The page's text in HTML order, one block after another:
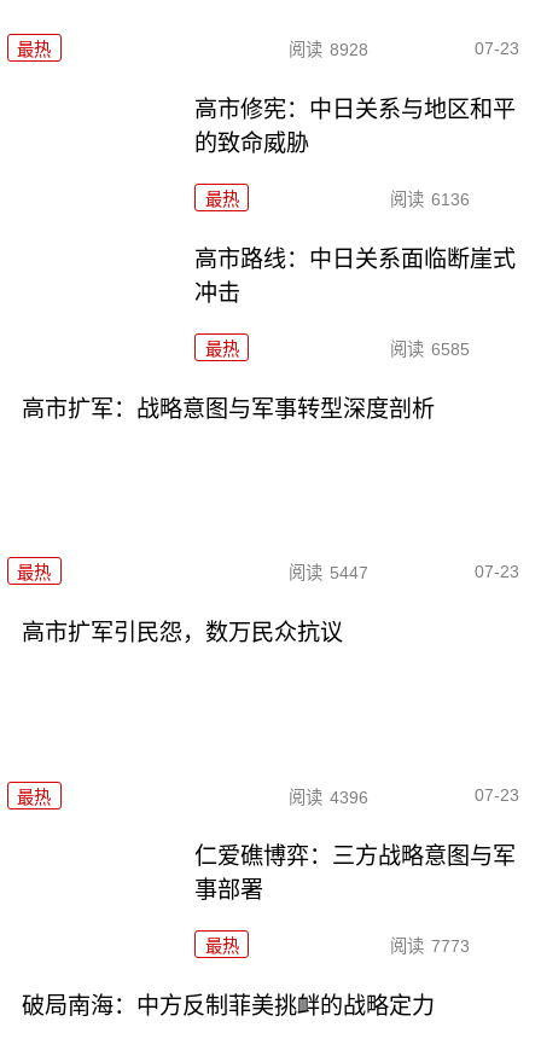
最热 阅读 8928 07-23
高市修宪：中日关系与地区和平
的致命威胁
最热 阅读 6136
高市路线：中日关系面临断崖式
冲击
最热 阅读 6585
高市扩军：战略意图与军事转型深度剖析
最热 阅读 5447 07-23
高市扩军引民怨，数万民众抗议
最热 阅读 4396 07-23
仁爱礁博弈：三方战略意图与军
事部署
最热 阅读 7773
破局南海：中方反制菲美挑衅的战略定力